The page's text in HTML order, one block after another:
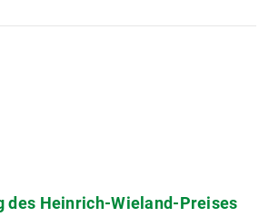
des Heinrich-Wieland-Preises